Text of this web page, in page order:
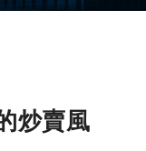
炒賣風